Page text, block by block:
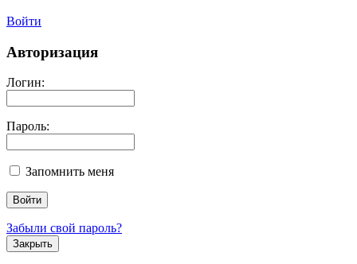
Войти
Авторизация
Логин:
Пароль:
Запомнить меня
Забыли свой пароль?
Закрыть